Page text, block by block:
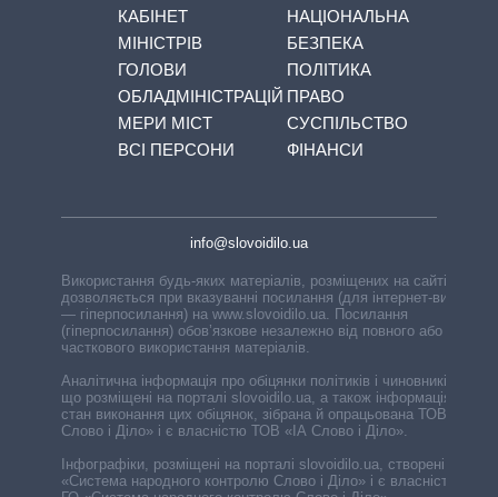
КАБІНЕТ
МІНІСТРІВ
ГОЛОВИ
ОБЛАДМІНІСТРАЦІЙ
МЕРИ МІСТ
ВСІ ПЕРСОНИ
НАЦІОНАЛЬНА
БЕЗПЕКА
ПОЛІТИКА
ПРАВО
СУСПІЛЬСТВО
ФІНАНСИ
info@slovoidilo.ua
Використання будь-яких матеріалів, розміщених на сайті,
дозволяється при вказуванні посилання (для інтернет-видань
— гіперпосилання) на www.slovoidilo.ua. Посилання
(гіперпосилання) обов’язкове незалежно від повного або
часткового використання матеріалів.
Аналітична інформація про обіцянки політиків і чиновників,
що розміщені на порталі slovoidilo.ua, а також інформація про
стан виконання цих обіцянок, зібрана й опрацьована ТОВ «ІА
Слово і Діло» і є власністю ТОВ «ІА Слово і Діло».
Інфографіки, розміщені на порталі slovoidilo.ua, створені ГО
«Система народного контролю Слово і Діло» і є власністю